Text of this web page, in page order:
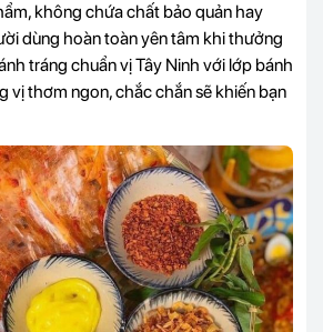
không chứa chất bảo quản hay
dùng hoàn toàn yên tâm khi thưởng
tráng chuẩn vị Tây Ninh với lớp bánh
vị thơm ngon, chắc chắn sẽ khiến bạn